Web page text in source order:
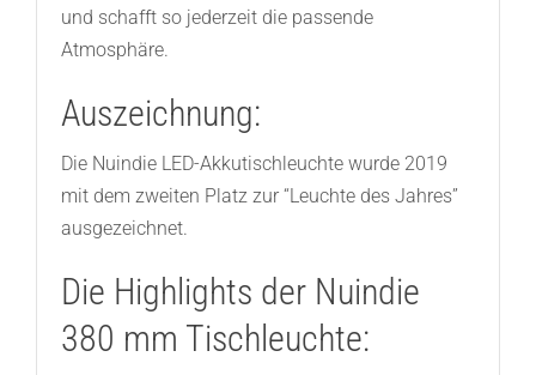
und schafft so jederzeit die passende
Atmosphäre.
Auszeichnung:
Die Nuindie LED-Akkutischleuchte wurde 2019
mit dem zweiten Platz zur “Leuchte des Jahres”
ausgezeichnet.
Die Highlights der Nuindie
380 mm Tischleuchte: